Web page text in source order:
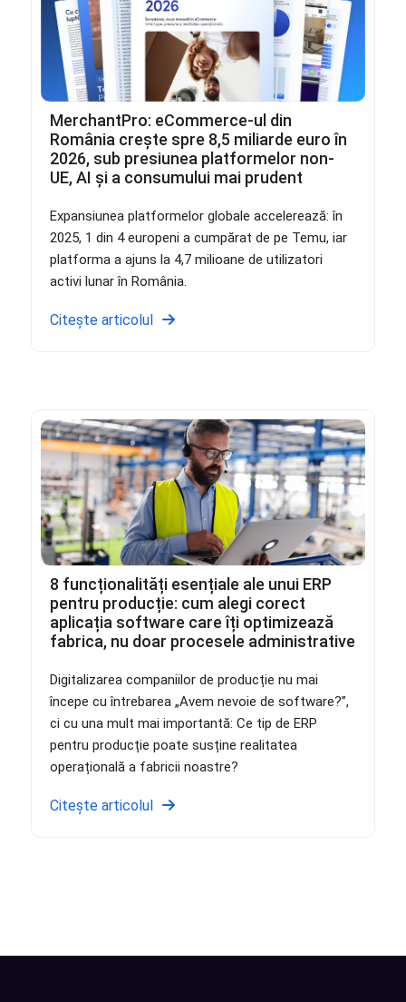
MerchantPro: eCommerce-ul din
România crește spre 8,5 miliarde euro în
2026, sub presiunea platformelor non-
UE, AI și a consumului mai prudent
Expansiunea platformelor globale accelerează: în
2025, 1 din 4 europeni a cumpărat de pe Temu, iar
platforma a ajuns la 4,7 milioane de utilizatori
activi lunar în România.
Citește articolul
8 funcționalități esențiale ale unui ERP
pentru producție: cum alegi corect
aplicația software care îți optimizează
fabrica, nu doar procesele administrative
Digitalizarea companiilor de producție nu mai
începe cu întrebarea „Avem nevoie de software?”,
ci cu una mult mai importantă: Ce tip de ERP
pentru producție poate susține realitatea
operațională a fabricii noastre?
Citește articolul